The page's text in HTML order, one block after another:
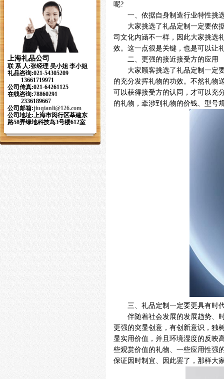
上海礼品公司
联 系 人:张经理 吴小姐 李小姐
礼品咨询:021-54305209
13661719971
公司传真:021-64261125
在线咨询:78860291
2336189667
公司邮箱:jiuqianli@126.com
公司地址:上海市闵行区莘建东
路58弄绿地科技岛3号楼612室
呢?
一、依据自身制造行业特性挑
大家挑选了礼品定制一定要依
司文化内涵不一样，因此大家挑选
效。这一点很是关键，也是可以让
二、更强的接近接受方的应用
大家顾客挑选了礼品定制一定
的充分发挥礼物的功效。不然礼物
可以获得接受方的认同，才可以充
的礼物，牵涉到礼物的价钱、型号
三、礼品定制一定要更具有时
伴随着社会发展的发展趋势、
更强的突显创意，有创新意识，独
显实用价值，并且环境湿度的反映
些观赏价值的礼物、一些应用性强
保证因时制宜、因此罢了，那样大